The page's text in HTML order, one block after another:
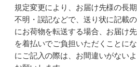
規定変更により、お届け先様の長
不明・誤記などで、送り状に記載
にお荷物を転送する場合、お届け
を着払いでご負担いただくことに
にご記入の際は、お間違いがない